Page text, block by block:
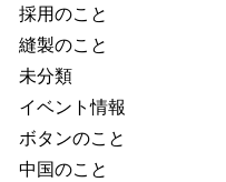
採用のこと
縫製のこと
未分類
イベント情報
ボタンのこと
中国のこと